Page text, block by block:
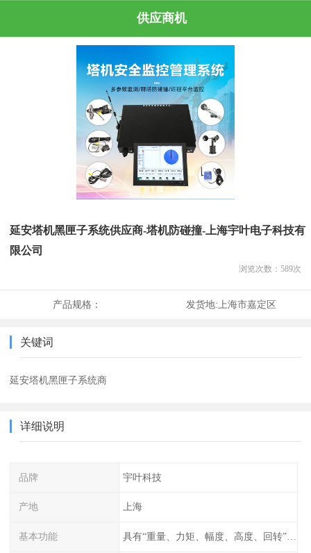
供应商机
延安塔机黑匣子系统供应商-塔机防碰撞-上海宇叶电子科技有
限公司
浏览次数： 589次
产品规格： 发货地:上海市嘉定区
关键词
延安塔机黑匣子系统商
详细说明
品牌 宇叶科技
产地 上海
基本功能 具有“重量、力矩、幅度、高度、回转”等参数的显示、记录、报警功